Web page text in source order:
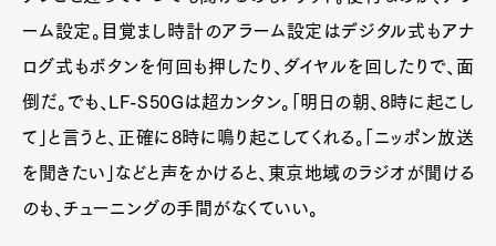
ーム設定。目覚まし時計のアラーム設定はデジタル式もアナ
ログ式もボタンを何回も押したり、ダイヤルを回したりで、面
倒だ。でも、LF-S50Gは超カンタン。「明日の朝、8時に起こし
て」と言うと、正確に8時に鳴り起こしてくれる。「ニッポン放送
を聞きたい」などと声をかけると、東京地域のラジオが聞ける
のも、チューニングの手間がなくていい。